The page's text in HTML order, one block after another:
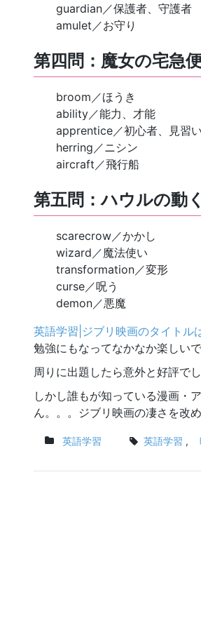
guardian／保護者、守護者
amulet／お守り
第四問：魔女の宅急
broom／ほうき
ability／能力、才能
apprentice／初心者、見習い
herring／ニシン
aircraft／飛行船
第五問：ハウルの動
scarecrow／かかし
wizard／魔法使い
transformation／変形
curse／呪う
demon／悪魔
英語学習|ジブリ映画のタイトル
勉強にもなってなかなか楽しいで
周りに出題したら意外と好評で
しかし誰もが知っている漫画・
ん。。。ジブリ映画の凄さを改
英語学習 英語学習 ,